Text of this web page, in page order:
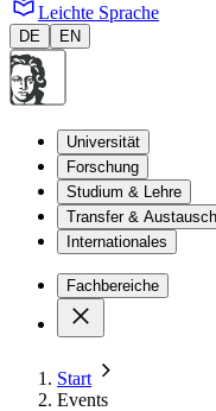
Leichte Sprache
DE EN
Universität
Forschung
Studium & Lehre
Transfer & Austausch
Internationales
Fachbereiche
Start
Events